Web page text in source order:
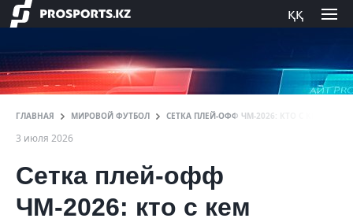
ққ
ГЛАВНАЯ МИРОВОЙ ФУТБОЛ СЕТКА ПЛЕЙ-ОФФ ЧМ-2026: КТО С КЕМ
3 июля 2026
Сетка плей-офф
ЧМ-2026: кто с кем